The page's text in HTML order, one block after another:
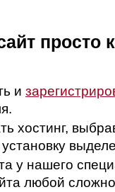
просто
и
хостинг,
у нашего
любой